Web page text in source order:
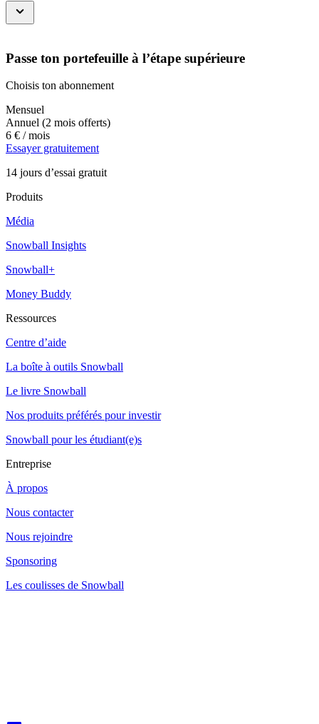
Passe ton portefeuille à l’étape supérieure
Choisis ton abonnement
Mensuel
Annuel (2 mois offerts)
6 € / mois
Essayer gratuitement
14 jours d’essai gratuit
Produits
Média
Snowball Insights
Snowball+
Money Buddy
Ressources
Centre d’aide
La boîte à outils Snowball
Le livre Snowball
Nos produits préférés pour investir
Snowball pour les étudiant(e)s
Entreprise
À propos
Nous contacter
Nous rejoindre
Sponsoring
Les coulisses de Snowball